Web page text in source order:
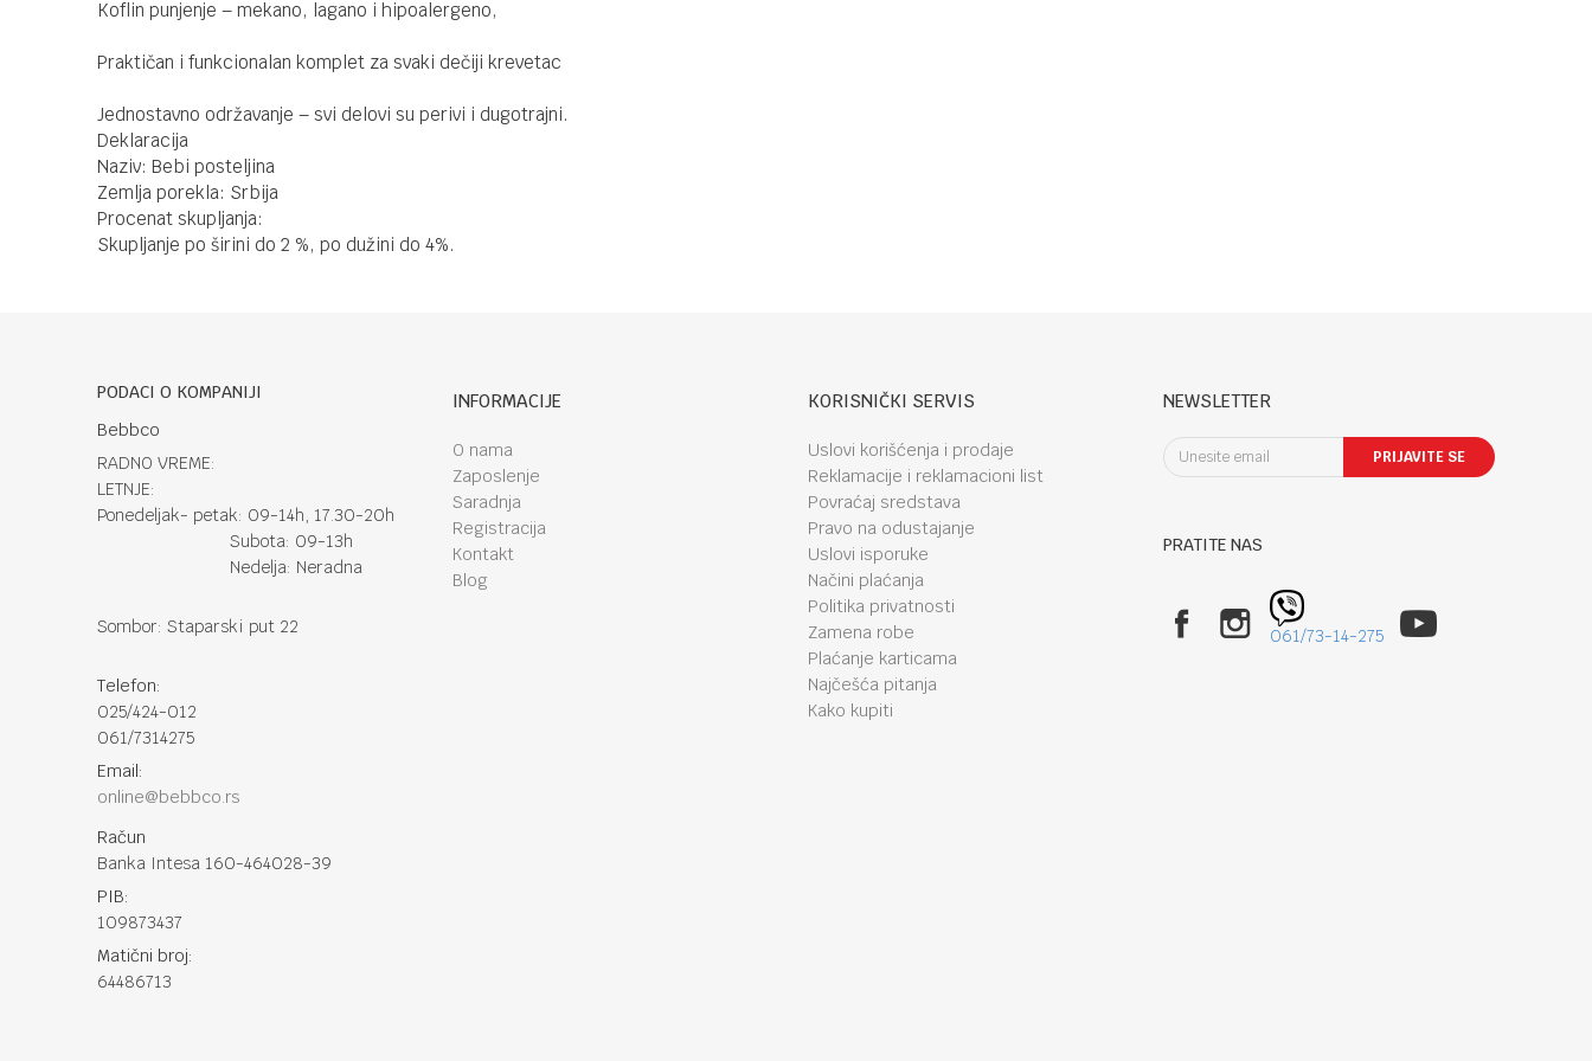
Koflin punjenje – mekano, lagano i hipoalergeno,
Praktičan i funkcionalan komplet za svaki dečiji krevetac
Jednostavno održavanje – svi delovi su perivi i dugotrajni.
Deklaracija
Naziv: Bebi posteljina
Zemlja porekla: Srbija
Procenat skupljanja:
Skupljanje po širini do 2 %, po dužini do 4%.
PODACI O KOMPANIJI
Bebbco
RADNO VREME:
LETNJE:
Ponedeljak- petak: 09-14h, 17.30-20h
Subota: 09-13h
Nedelja: Neradna
Sombor: Staparski put 22
Telefon:
025/424-012
061/7314275
Email:
online@bebbco.rs
Račun
Banka Intesa 160-464028-39
PIB:
109873437
Matični broj:
64486713
INFORMACIJE
O nama
Zaposlenje
Saradnja
Registracija
Kontakt
Blog
KORISNIČKI SERVIS
Uslovi korišćenja i prodaje
Reklamacije i reklamacioni list
Povraćaj sredstava
Pravo na odustajanje
Uslovi isporuke
Načini plaćanja
Politika privatnosti
Zamena robe
Plaćanje karticama
Najčešća pitanja
Kako kupiti
NEWSLETTER
PRIJAVITE SE
PRATITE NAS
061/73-14-275